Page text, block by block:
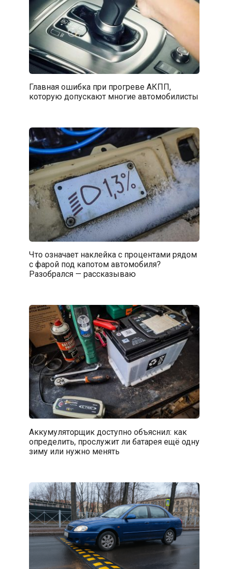
Главная ошибка при прогреве АКПП,
которую допускают многие автомобилисты
Что означает наклейка с процентами рядом
с фарой под капотом автомобиля?
Разобрался — рассказываю
Аккумуляторщик доступно объяснил: как
определить, прослужит ли батарея ещё одну
зиму или нужно менять